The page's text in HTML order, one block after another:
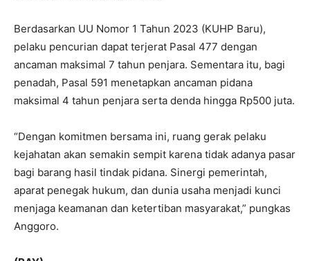
Berdasarkan UU Nomor 1 Tahun 2023 (KUHP Baru),
pelaku pencurian dapat terjerat Pasal 477 dengan
ancaman maksimal 7 tahun penjara. Sementara itu, bagi
penadah, Pasal 591 menetapkan ancaman pidana
maksimal 4 tahun penjara serta denda hingga Rp500 juta.
“Dengan komitmen bersama ini, ruang gerak pelaku
kejahatan akan semakin sempit karena tidak adanya pasar
bagi barang hasil tindak pidana. Sinergi pemerintah,
aparat penegak hukum, dan dunia usaha menjadi kunci
menjaga keamanan dan ketertiban masyarakat,” pungkas
Anggoro.